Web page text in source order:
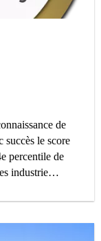
de
succès le score
percentile de
industrie
secteur